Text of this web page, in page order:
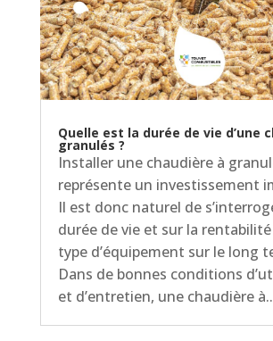
Quelle est la durée de vie d’une
granulés ?
Installer une chaudière à
représente un investissement
Il est donc naturel de
durée de vie et sur la
type d’équipement sur le long
Dans de bonnes conditions
et d’entretien, une chaudière